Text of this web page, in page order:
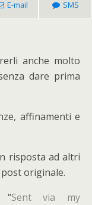
E-mail SMS
anche molto
dare prima
affinamenti e
risposta ad altri
originale.
“Sent via my